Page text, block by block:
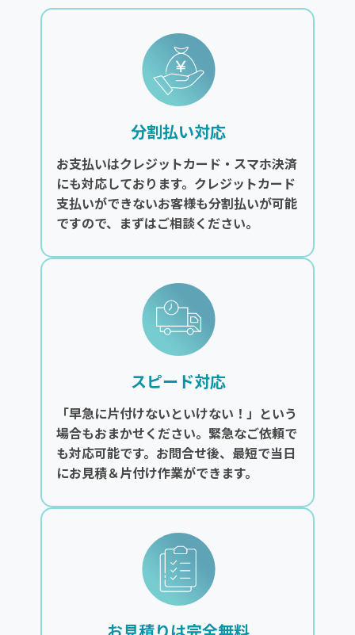
分割払い対応
お支払いはクレジットカード・スマホ決済
にも対応しております。クレジットカード
支払いができないお客様も分割払いが可能
ですので、まずはご相談ください。
スピード対応
「早急に片付けないといけない！」という
場合もおまかせください。緊急なご依頼で
も対応可能です。お問合せ後、最短で当日
にお見積＆片付け作業ができます。